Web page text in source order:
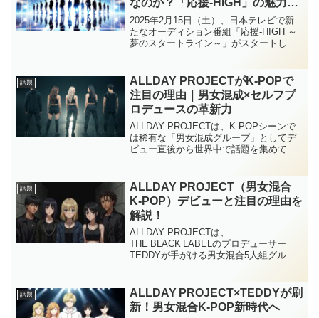
なのか？「応援-HIGH」の魅力と
ともに深掘り！
2025年2月15日（土）、日本テレビで新
たなオーディション番組「応援-HIGH ～
夢のスタートライン～」がスタートしま
POPボーイズグループ誕生に向けた...
話題
ALLDAY PROJECTがK-POPで
注目の理由｜男女混成×セルフプ
ロデュースの革新力
ALLDAY PROJECTは、K-POPシーンで
は稀有な「男女混成グループ」としてデ
ビュー直後から世界中で話題を集めてい
ス、そしてジャンルを超えた音楽性が、
国際的な音楽...
話題
ALLDAY PROJECT（男女混合
K‑POP）デビューと注目の理由を
解説！
ALLDAY PROJECTは、
THE BLACK LABELのプロデューサー
TEDDYが手がける男女混合5人組グルー
した。財閥令嬢・Annieやプロダン...
話題
ALLDAY PROJECT×TEDDYが刷
新！男女混合K‑POP新時代へ